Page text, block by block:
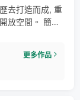
去打造而成, 重
間。 簡約
更多作品